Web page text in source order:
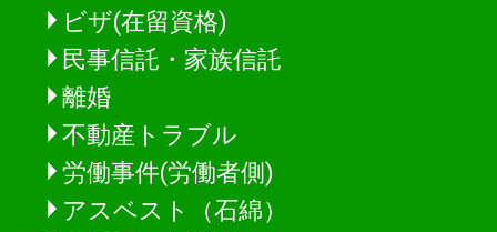
ビザ(在留資格)
民事信託・家族信託
離婚
不動産トラブル
労働事件(労働者側)
アスベスト（石綿）